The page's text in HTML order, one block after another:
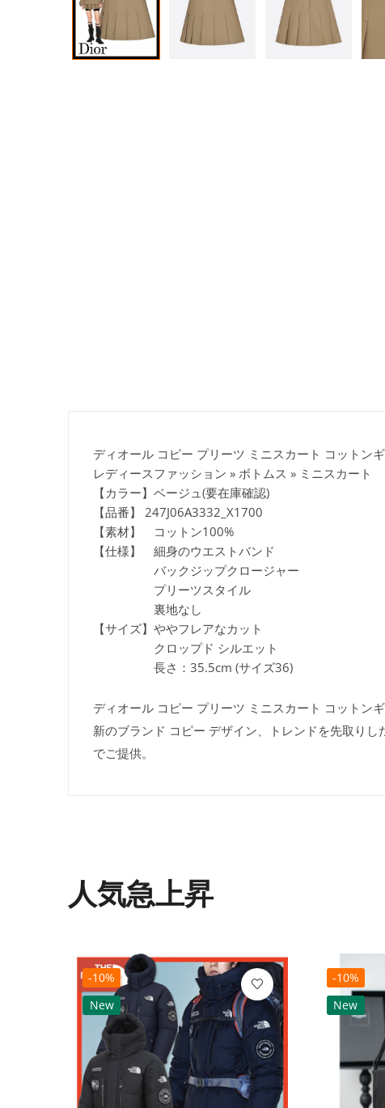
ディオール コピー プリーツ ミニスカート コットン
レディースファッション » ボトムス » ミニスカート
【カラー】ベージュ(要在庫確認)
【品番】 247J06A3332_X1700
【素材】 コットン100%
【仕様】 細身のウエストバンド
バックジップクロージャー
プリーツスタイル
裏地なし
【サイズ】ややフレアなカット
クロップド シルエット
長さ：35.5cm (サイズ36)
ディオール コピー プリーツ ミニスカート コットン
新のブランド コピー デザイン、トレンドを先取り
でご提供。
人気急上昇
-10%
New
-10%
New